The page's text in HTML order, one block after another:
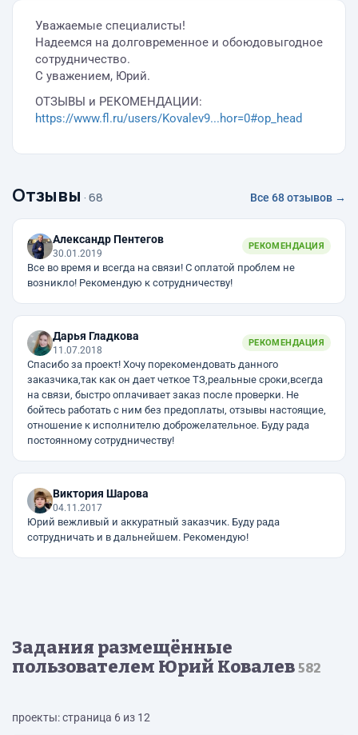
Уважаемые специалисты!
Надеемся на долговременное и обоюдовыгодное
сотрудничество.
С уважением, Юрий.
ОТЗЫВЫ и РЕКОМЕНДАЦИИ:
https://www.fl.ru/users/Kovalev9...hor=0#op_head
Отзывы · 68 Все 68 отзывов →
Александр Пентегов
30.01.2019
РЕКОМЕНДАЦИЯ
Все во время и всегда на связи! С оплатой проблем не
возникло! Рекомендую к сотрудничеству!
Дарья Гладкова
11.07.2018
РЕКОМЕНДАЦИЯ
Спасибо за проект! Хочу порекомендовать данного
заказчика,так как он дает четкое ТЗ,реальные сроки,всегда
на связи, быстро оплачивает заказ после проверки. Не
бойтесь работать с ним без предоплаты, отзывы настоящие,
отношение к исполнителю доброжелательное. Буду рада
постоянному сотрудничеству!
Виктория Шарова
04.11.2017
Юрий вежливый и аккуратный заказчик. Буду рада
сотрудничать и в дальнейшем. Рекомендую!
Задания размещённые
пользователем Юрий Ковалев 582
проекты: страница 6 из 12